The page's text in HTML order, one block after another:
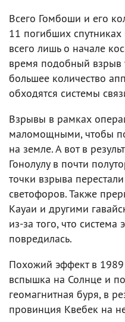
Всего Гомбоши и его
11 погибших спутниках
всего лишь о начале
время подобный взрыв
большее количество
обходятся системы
Взрывы в рамках
маломощными, чтобы
на земле. А вот в
Гонолулу в почти
точки взрыва
светофоров. Также
Кауаи и другими
из-за того, что
повредилась.
Похожий эффект в
вспышка на Солнце и
геомагнитная буря, в
провинция Квебек на